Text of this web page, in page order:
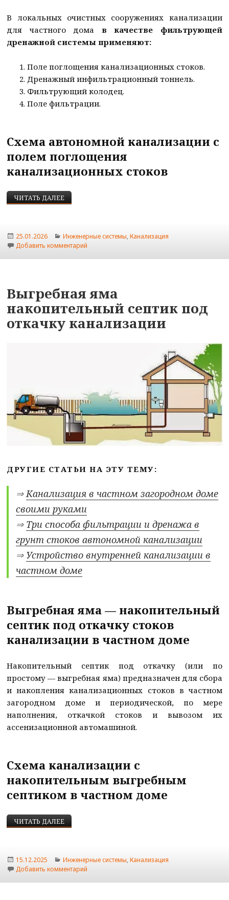
В локальных очистных сооружениях канализации
для частного дома в качестве фильтрующей
дренажной системы применяют:
Поле поглощения канализационных стоков.
Дренажный инфильтрационный тоннель.
Фильтрующий колодец.
Поле фильтрации.
Схема автономной канализации с
полем поглощения
канализационных стоков
ЧИТАТЬ ДАЛЕЕПРАВИЛЬНАЯ СХЕМА КАНАЛИЗАЦИИ В ЧАСТНОМ
Опубликовано
25.01.2026 Рубрики
Инженерные системы,Канализация
Добавить комментарий
Выгребная яма
накопительный септик под
откачку канализации
ДРУГИЕ СТАТЬИ НА ЭТУ ТЕМУ:
⇒Канализация в частном загородном доме
своими руками
⇒ Три способа фильтрации и дренажа в
грунт стоков автономной канализации
⇒ Устройство внутренней канализации в
частном доме
Выгребная яма — накопительный
септик под откачку стоков
канализации в частном доме
Накопительный септик под откачку (или по
простому — выгребная яма) предназначен для сбора
и накопления канализационных стоков в частном
загородном доме и периодической, по мере
наполнения, откачкой стоков и вывозом их
ассенизационной автомашиной.
Схема канализации с
накопительным выгребным
септиком в частном доме
ЧИТАТЬ ДАЛЕЕВЫГРЕБНАЯ ЯМА НАКОПИТЕЛЬНЫЙ СЕПТИК
Опубликовано
15.12.2025 Рубрики
Инженерные системы,Канализация
Добавить комментарий